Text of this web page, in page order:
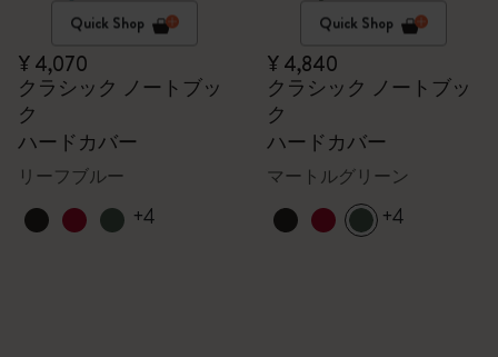
Quick Shop
¥ 4,070
クラシック ノートブッ
ク
ハードカバー
リーフブルー
+4
Quick Shop
¥ 4,840
クラシック ノートブッ
ク
ハードカバー
マートルグリーン
+4